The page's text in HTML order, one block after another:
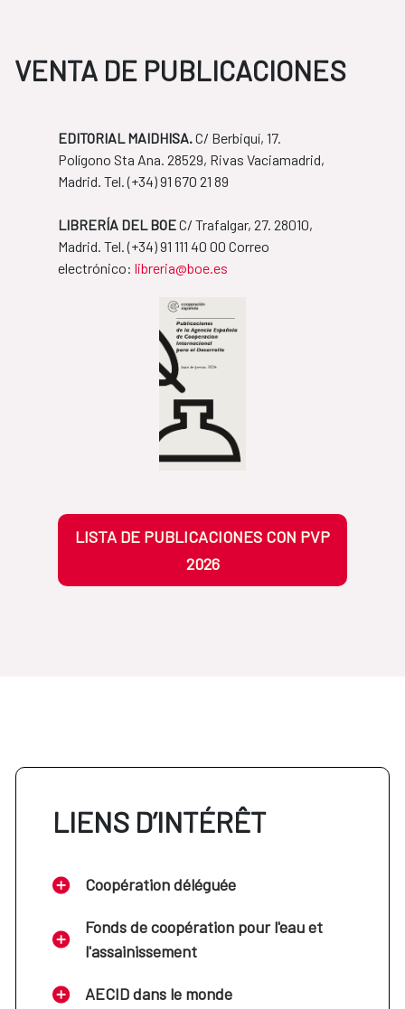
VENTA DE PUBLICACIONES
EDITORIAL MAIDHISA.C/ Berbiquí, 17.
Polígono Sta Ana. 28529, Rivas Vaciamadrid,
Madrid. Tel. ​(+34) 91 670 21 89
LIBRERÍA DEL BOEC/ Trafalgar, 27. 28010,
Madrid. Tel. ​(+34) 91 111 40 00 Correo
​​​​​​​electrónico: libreria@boe.es
LISTA DE PUBLICACIONES CON PVP
2026
LIENS D’INTÉRÊT
Coopération déléguée
Fonds de coopération pour l'eau et
l'assainissement
AECID dans le monde